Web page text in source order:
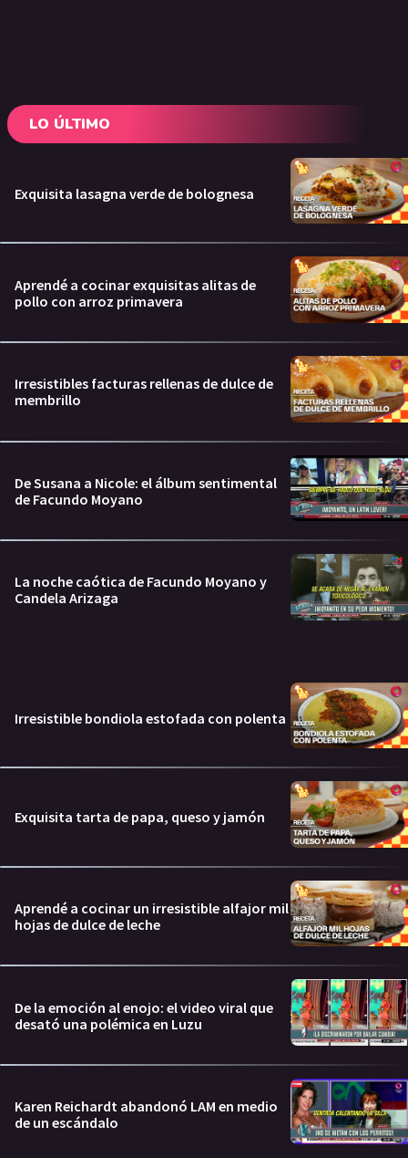
LO ÚLTIMO
Exquisita lasagna verde de bolognesa
Aprendé a cocinar exquisitas alitas de
pollo con arroz primavera
Irresistibles facturas rellenas de dulce de
membrillo
De Susana a Nicole: el álbum sentimental
de Facundo Moyano
La noche caótica de Facundo Moyano y
Candela Arizaga
Irresistible bondiola estofada con polenta
Exquisita tarta de papa, queso y jamón
Aprendé a cocinar un irresistible alfajor mil
hojas de dulce de leche
De la emoción al enojo: el video viral que
desató una polémica en Luzu
Karen Reichardt abandonó LAM en medio
de un escándalo